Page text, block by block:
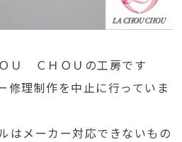
Ｕ ＣＨＯＵの工房です
修理制作を中止に行っていま
はメーカー対応できないもの